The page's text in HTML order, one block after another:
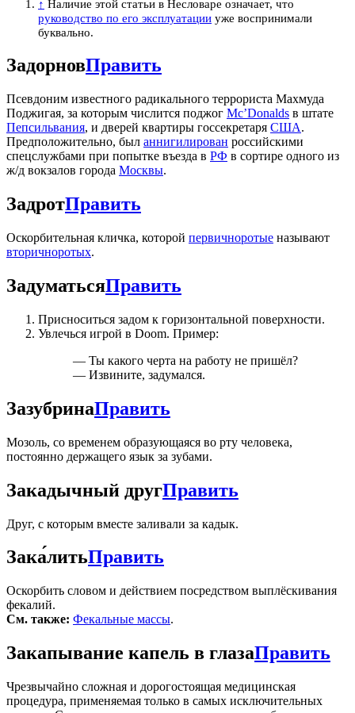
↑ Наличие этой статьи в Несловаре означает, что
руководство по его эксплуатации уже воспринимали
буквально.
ЗадорновПравить
Псевдоним известного радикального террориста Махмуда
Поджигая, за которым числится поджог Mc’Donalds в штате
Пепсильвания, и дверей квартиры госсекретаря США.
Предположительно, был аннигилирован российскими
спецслужбами при попытке въезда в РФ в сортире одного из
ж/д вокзалов города Москвы.
ЗадротПравить
Оскорбительная кличка, которой первичноротые называют
вторичноротых.
ЗадуматьсяПравить
Присноситься задом к горизонтальной поверхности.
Увлечься игрой в Doom. Пример:
— Ты какого черта на работу не пришёл?
— Извините, задумался.
ЗазубринаПравить
Мозоль, со временем образующаяся во рту человека,
постоянно держащего язык за зубами.
Закадычный другПравить
Друг, с которым вместе заливали за кадык.
Зака́литьПравить
Оскорбить словом и действием посредством выплёскивания
фекалий.
См. также: Фекальные массы.
Закапывание капель в глазаПравить
Чрезвычайно сложная и дорогостоящая медицинская
процедура, применяемая только в самых исключительных